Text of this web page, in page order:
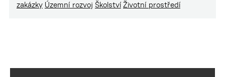
zakázky Územní rozvoj Školství Životní prostředí